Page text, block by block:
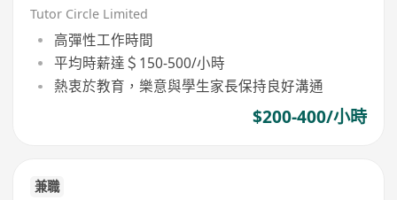
(Part Time/Freelancer)
Tutor Circle Limited
高彈性工作時間
平均時薪達＄150-500/小時
熱衷於教育，樂意與學生家長保持良好溝通
$200-400/小時
兼職